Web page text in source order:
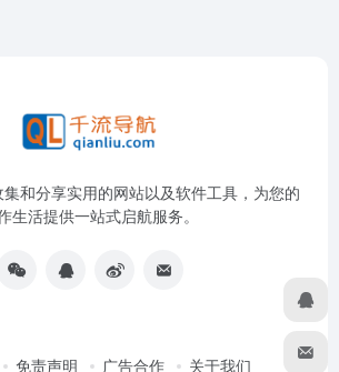
和分享实用的网站以及软件工具，为您的
生活提供一站式启航服务。
免责声明 广告合作 关于我们